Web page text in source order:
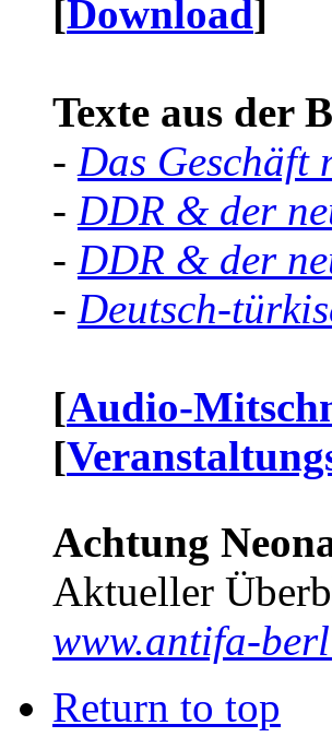
[Download]
Texte aus der
- Das Geschäft
- DDR & der
- DDR & der
- Deutsch-
[Audio-
[
Achtung
Aktueller
www.antifa-
Return to top